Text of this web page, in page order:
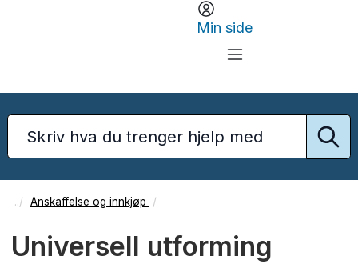
Min side
Anskaffelse og innkjøp
Universell utforming